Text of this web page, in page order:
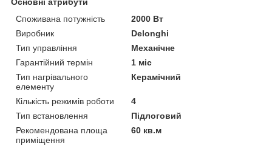
Споживана потужність
2000 Вт
Виробник
Delonghi
Тип управління
Механічне
Гарантійний термін
1 міс
Тип нагрівального
елементу
Керамічний
Кількість режимів роботи
4
Тип встановлення
Підлоговий
Рекомендована площа
приміщення
60 кв.м